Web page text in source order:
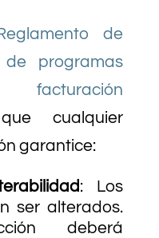
de
de programas
facturación
cualquier
garantice:
: Los
ser alterados.
deberá